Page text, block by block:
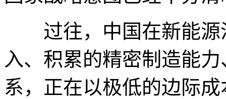
过往，中国在新能源
入、积累的精密制造能
系，正在以极低的边际